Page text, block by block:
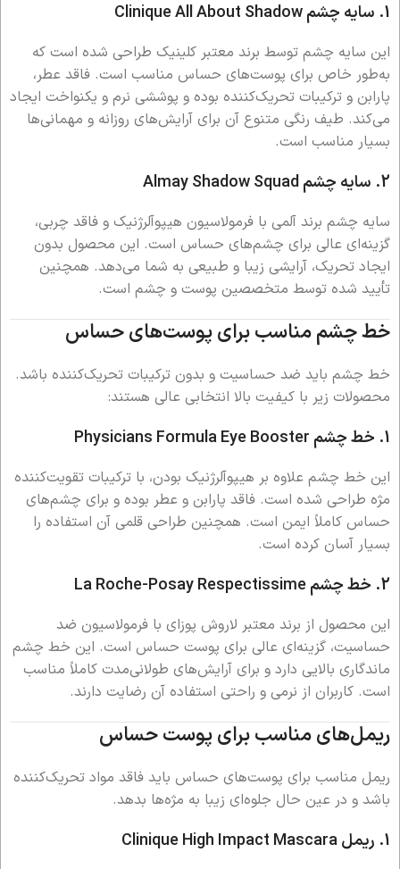
1. سایه چشم Clinique All About Shadow
این سایه چشم توسط برند معتبر کلینیک طراحی شده است که
به‌طور خاص برای پوست‌های حساس مناسب است. فاقد عطر،
پارابن و ترکیبات تحریک‌کننده بوده و پوششی نرم و یکنواخت ایجاد
می‌کند. طیف رنگی متنوع آن برای آرایش‌های روزانه و مهمانی‌ها
بسیار مناسب است.
2. سایه چشم Almay Shadow Squad
سایه چشم برند آلمی با فرمولاسیون هیپوآلرژنیک و فاقد چربی،
گزینه‌ای عالی برای چشم‌های حساس است. این محصول بدون
ایجاد تحریک، آرایشی زیبا و طبیعی به شما می‌دهد. همچنین
تأیید شده توسط متخصصین پوست و چشم است.
خط چشم مناسب برای پوست‌های حساس
خط چشم باید ضد حساسیت و بدون ترکیبات تحریک‌کننده باشد.
محصولات زیر با کیفیت بالا انتخابی عالی هستند:
1. خط چشم Physicians Formula Eye Booster
این خط چشم علاوه بر هیپوآلرژنیک بودن، با ترکیبات تقویت‌کننده
مژه طراحی شده است. فاقد پارابن و عطر بوده و برای چشم‌های
حساس کاملاً ایمن است. همچنین طراحی قلمی آن استفاده را
بسیار آسان کرده است.
2. خط چشم La Roche-Posay Respectissime
این محصول از برند معتبر لاروش پوزای با فرمولاسیون ضد
حساسیت، گزینه‌ای عالی برای پوست حساس است. این خط چشم
ماندگاری بالایی دارد و برای آرایش‌های طولانی‌مدت کاملاً مناسب
است. کاربران از نرمی و راحتی استفاده آن رضایت دارند.
ریمل‌های مناسب برای پوست حساس
ریمل مناسب برای پوست‌های حساس باید فاقد مواد تحریک‌کننده
باشد و در عین حال جلوه‌ای زیبا به مژه‌ها بدهد.
1. ریمل Clinique High Impact Mascara